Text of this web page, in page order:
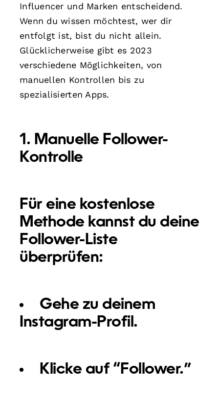
Influencer und Marken entscheidend.
Wenn du wissen möchtest, wer dir
entfolgt ist, bist du nicht allein.
Glücklicherweise gibt es 2023
verschiedene Möglichkeiten, von
manuellen Kontrollen bis zu
spezialisierten Apps.
1. Manuelle Follower-
Kontrolle
Für eine kostenlose
Methode kannst du deine
Follower-Liste
überprüfen:
Gehe zu deinem
Instagram-Profil.
Klicke auf “Follower.”